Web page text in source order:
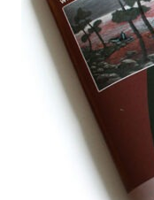
Ausschreibungen
Leipziger
Mitglied werden